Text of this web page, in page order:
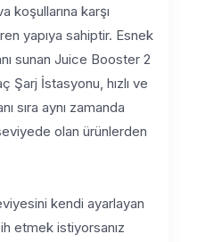
koşullarına karşı
yapıya sahiptir. Esnek
sunan Juice Booster 2
Şarj İstasyonu, hızlı ve
sıra aynı zamanda
olan ürünlerden
kendi ayarlayan
etmek istiyorsanız